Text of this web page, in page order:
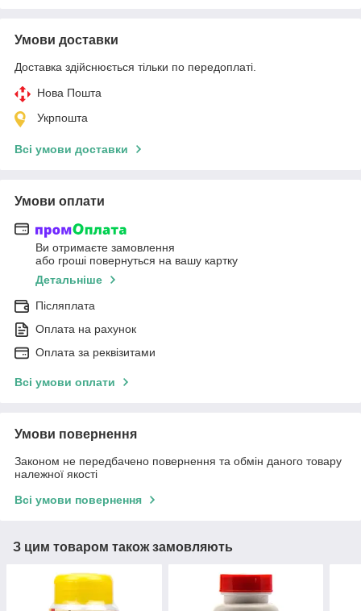
Умови доставки
Доставка здійснюється тільки по передоплаті.
Нова Пошта
Укрпошта
Всі умови доставки
Умови оплати
Ви отримаєте замовлення
або гроші повернуться на вашу картку
Детальніше
Післяплата
Оплата на рахунок
Оплата за реквізитами
Всі умови оплати
Умови повернення
Законом не передбачено повернення та обмін даного товару
належної якості
Всі умови повернення
З цим товаром також замовляють